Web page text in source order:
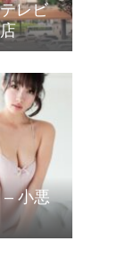
レビ
– 小悪